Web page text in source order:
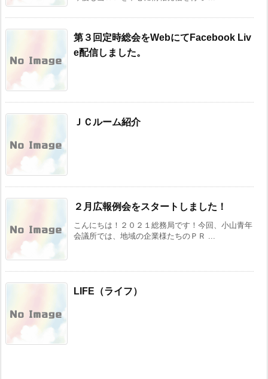
第３回定時総会をWebにてFacebook Liv
e配信しました。
ＪＣルーム紹介
２月広報例会をスタートしました！
こんにちは！２０２１総務局です！今回、小山青年
会議所では、地域の企業様たちのＰＲ ...
LIFE（ライフ）